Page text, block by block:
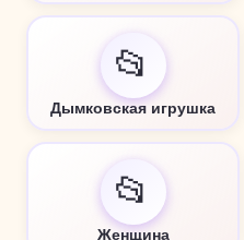
📂
Дымковская игрушка
📂
Женщина